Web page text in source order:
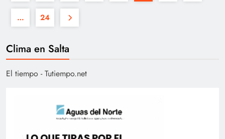
… 24
Clima en Salta
El tiempo - Tutiempo.net